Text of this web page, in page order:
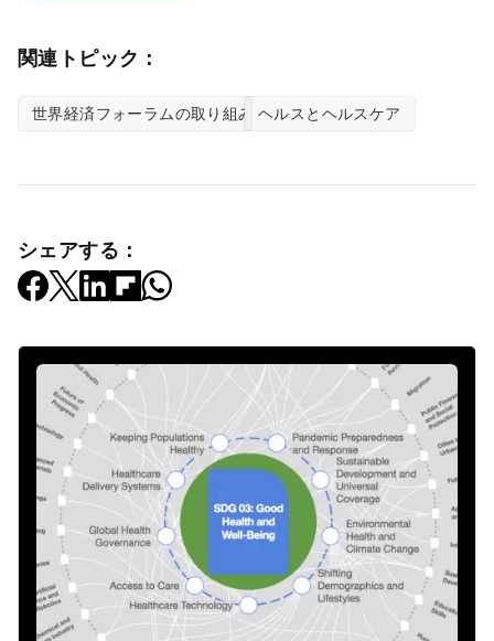
関連トピック：
世界経済フォーラムの取り組み ヘルスとヘルスケア
シェアする：